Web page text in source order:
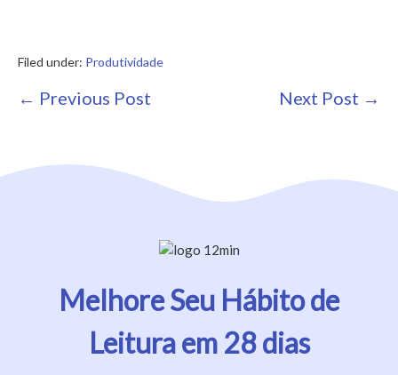
Filed under: Produtividade
Post
← Previous Post Next Post →
Melhore Seu Hábito de
Leitura em 28 dias